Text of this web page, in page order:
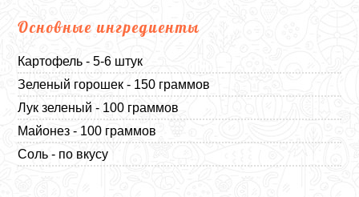
Основные ингредиенты
Картофель - 5-6 штук
Зеленый горошек - 150 граммов
Лук зеленый - 100 граммов
Майонез - 100 граммов
Соль - по вкусу